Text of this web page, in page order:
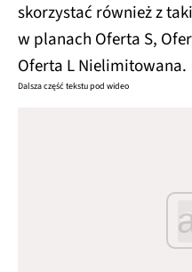
skorzystać również z
w planach Oferta S,
Oferta L Nielimitowana.
Dalsza część tekstu pod wideo